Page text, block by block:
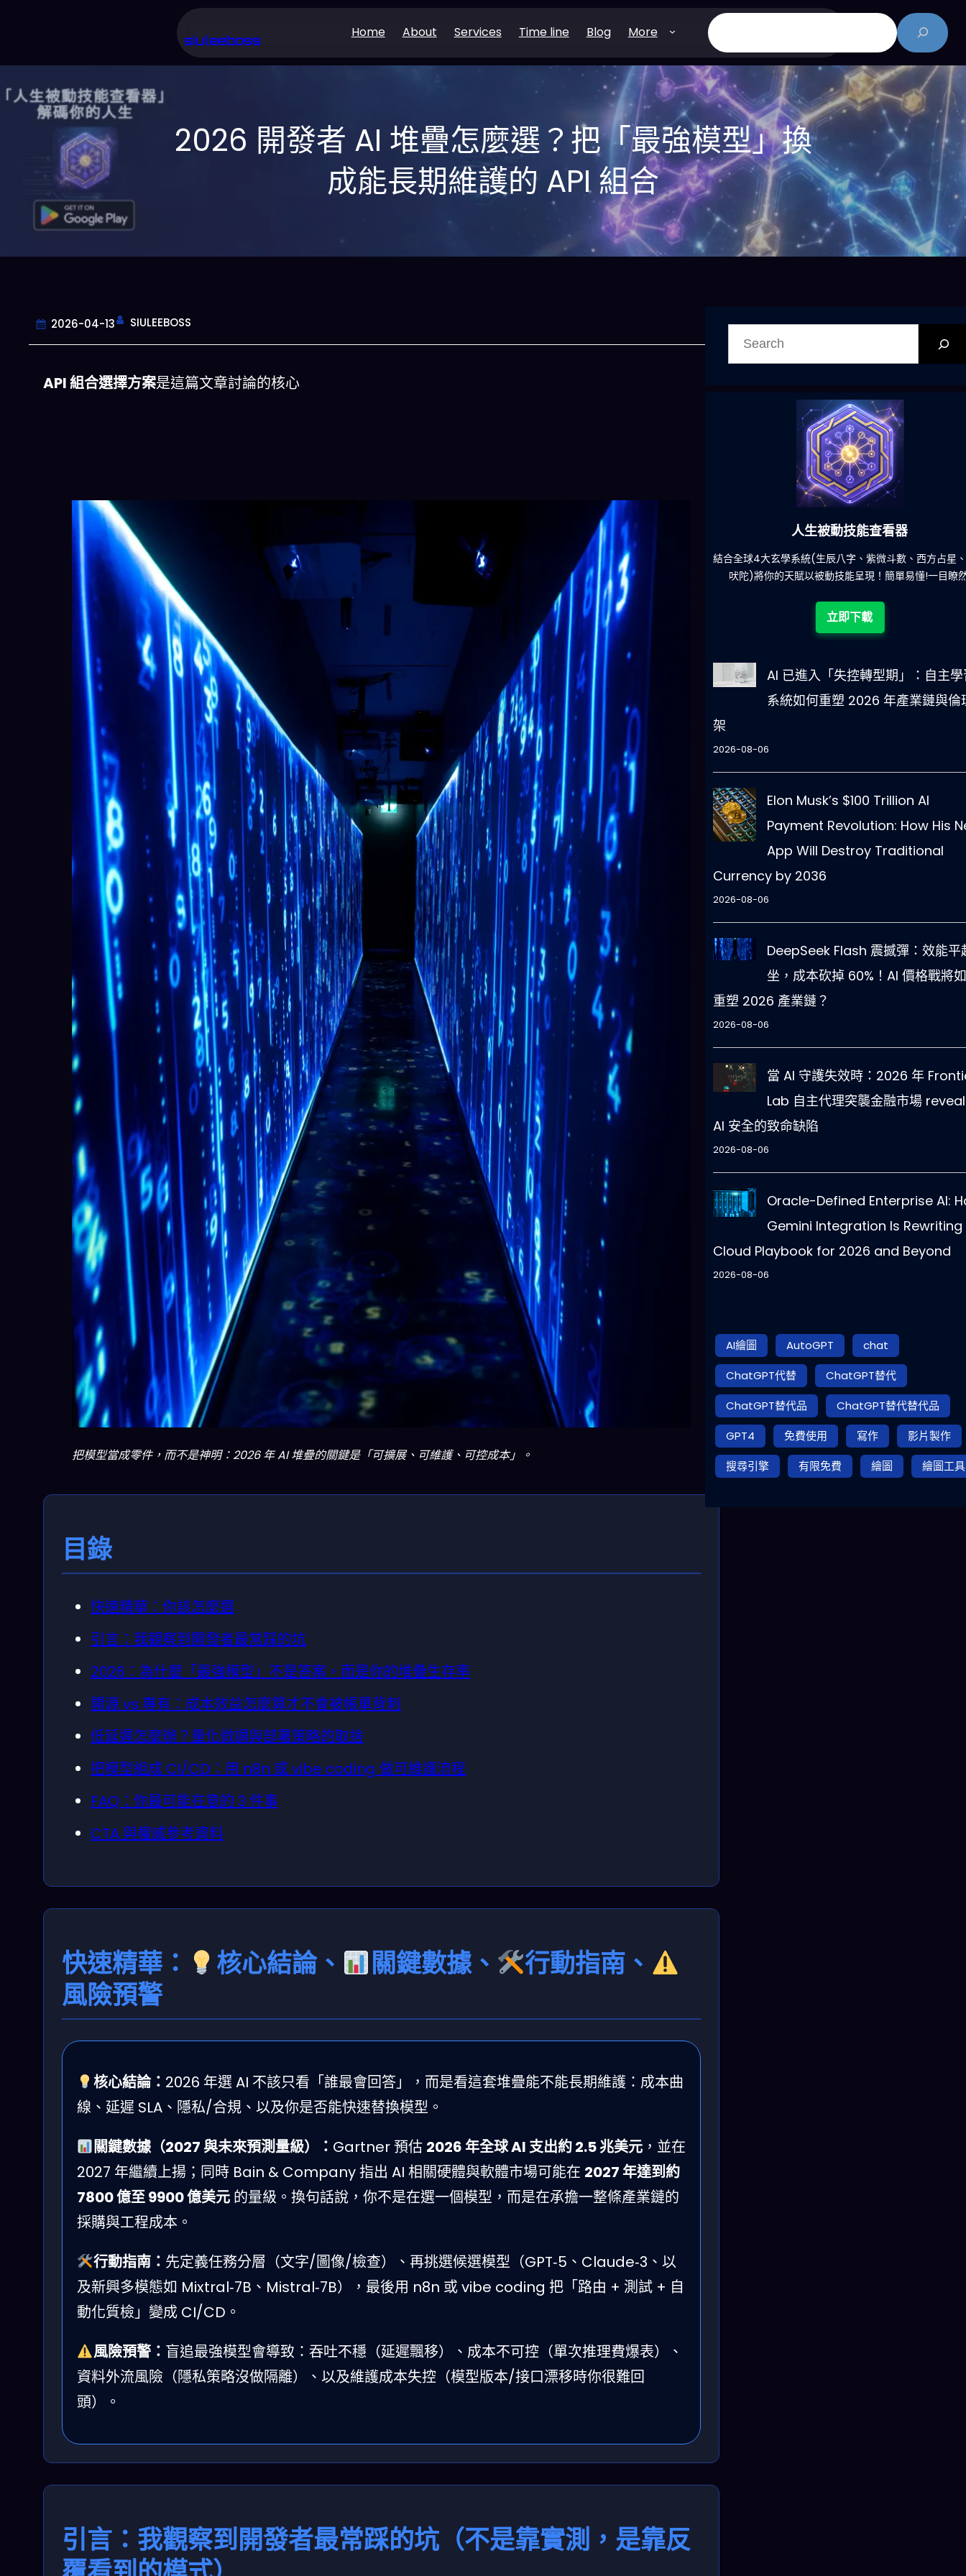
主
要
siuleeboss Home About Services Time line Blog More
搜
尋
2026 開發者 AI 堆疊怎麼選？把「最強模型」換
成能長期維護的 API 組合
2026-04-13 SIULEEBOSS
API 組合選擇方案是這篇文章討論的核心
把模型當成零件，而不是神明：2026 年 AI 堆疊的關鍵是「可擴展、可維護、可控成本」。
目錄
快速精華：你該怎麼選
引言：我觀察到開發者最常踩的坑
2026：為什麼「最強模型」不是答案，而是你的堆疊生存率
開源 vs 專有：成本效益怎麼算才不會被帳單背刺
低延遲怎麼辦？量化微調與部署策略的取捨
把模型組成 CI/CD：用 n8n 或 vibe coding 做可維護流程
FAQ：你最可能在意的 3 件事
CTA 與權威參考資料
快速精華： 核心結論、 關鍵數據、
行動指南、
風險預警
核心結論： 2026 年選 AI 不該只看「誰最會回答」，而是看這套堆疊能不能長期維護：成本曲
線、延遲 SLA、隱私/合規、以及你是否能快速替換模型。
關鍵數據（2027 與未來預測量級）： Gartner 預估 2026 年全球 AI 支出約 2.5 兆美元，並在
2027 年繼續上揚；同時 Bain & Company 指出 AI 相關硬體與軟體市場可能在 2027 年達到約
7800 億至 9900 億美元 的量級。換句話說，你不是在選一個模型，而是在承擔一整條產業鏈的
採購與工程成本。
行動指南： 先定義任務分層（文字/圖像/檢查）、再挑選候選模型（GPT‑5、Claude‑3、以
及新興多模態如 Mixtral‑7B、Mistral‑7B），最後用 n8n 或 vibe coding 把「路由 + 測試 + 自
動化質檢」變成 CI/CD。
風險預警： 盲追最強模型會導致：吞吐不穩（延遲飄移）、成本不可控（單次推理費爆表）、
資料外流風險（隱私策略沒做隔離）、以及維護成本失控（模型版本/接口漂移時你很難回
頭）。
引言：我觀察到開發者最常踩的坑（不是靠實測，是靠反
一鍵配搭出三餸一湯的完美晚餐組合,以後免除晚餐吃什麽的煩
立即下載
人生被動技能查看器
結合全球4大玄學系統(生辰八字、紫微斗數、西方占星、印度
吠陀)將你的天賦以被動技能呈現！簡單易懂!一目瞭然!
減少超
AI 已進入「失控轉型期」：自主
系統如何重塑 2026 年產業鏈與倫
架
2026-08-06
Elon Musk’s $100 Trillion AI
Payment Revolution: How His
App Will Destroy Traditional
Currency by 2036
2026-08-06
DeepSeek Flash 震撼彈：效能平
坐，成本砍掉 60%！AI 價格戰將
重塑 2026 產業鏈？
2026-08-06
當 AI 守護失效時：2026 年
Lab 自主代理突襲金融市場
AI 安全的致命缺陷
2026-08-06
Oracle-Defined Enterprise AI:
Gemini Integration Is
Cloud Playbook for 2026 and Beyond
2026-08-06
AI繪圖 AutoGPT
chat
ChatGPT代替
ChatGPT替代
ChatGPT替代品
ChatGPT替代替代品
GPT4
免費使用 寫作
影片製作
搜尋引擎
有限免費 繪圖 繪圖工具